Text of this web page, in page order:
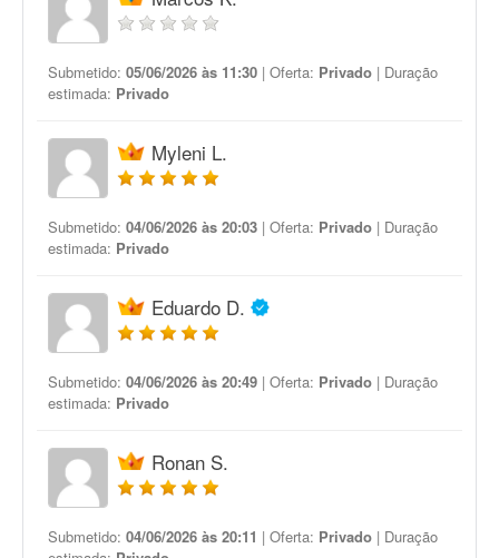
Submetido: 05/06/2026 às 11:30 | Oferta: Privado | Duração
estimada: Privado
Myleni L.
Submetido: 04/06/2026 às 20:03 | Oferta: Privado | Duração
estimada: Privado
Eduardo D.
Submetido: 04/06/2026 às 20:49 | Oferta: Privado | Duração
estimada: Privado
Ronan S.
Submetido: 04/06/2026 às 20:11 | Oferta: Privado | Duração